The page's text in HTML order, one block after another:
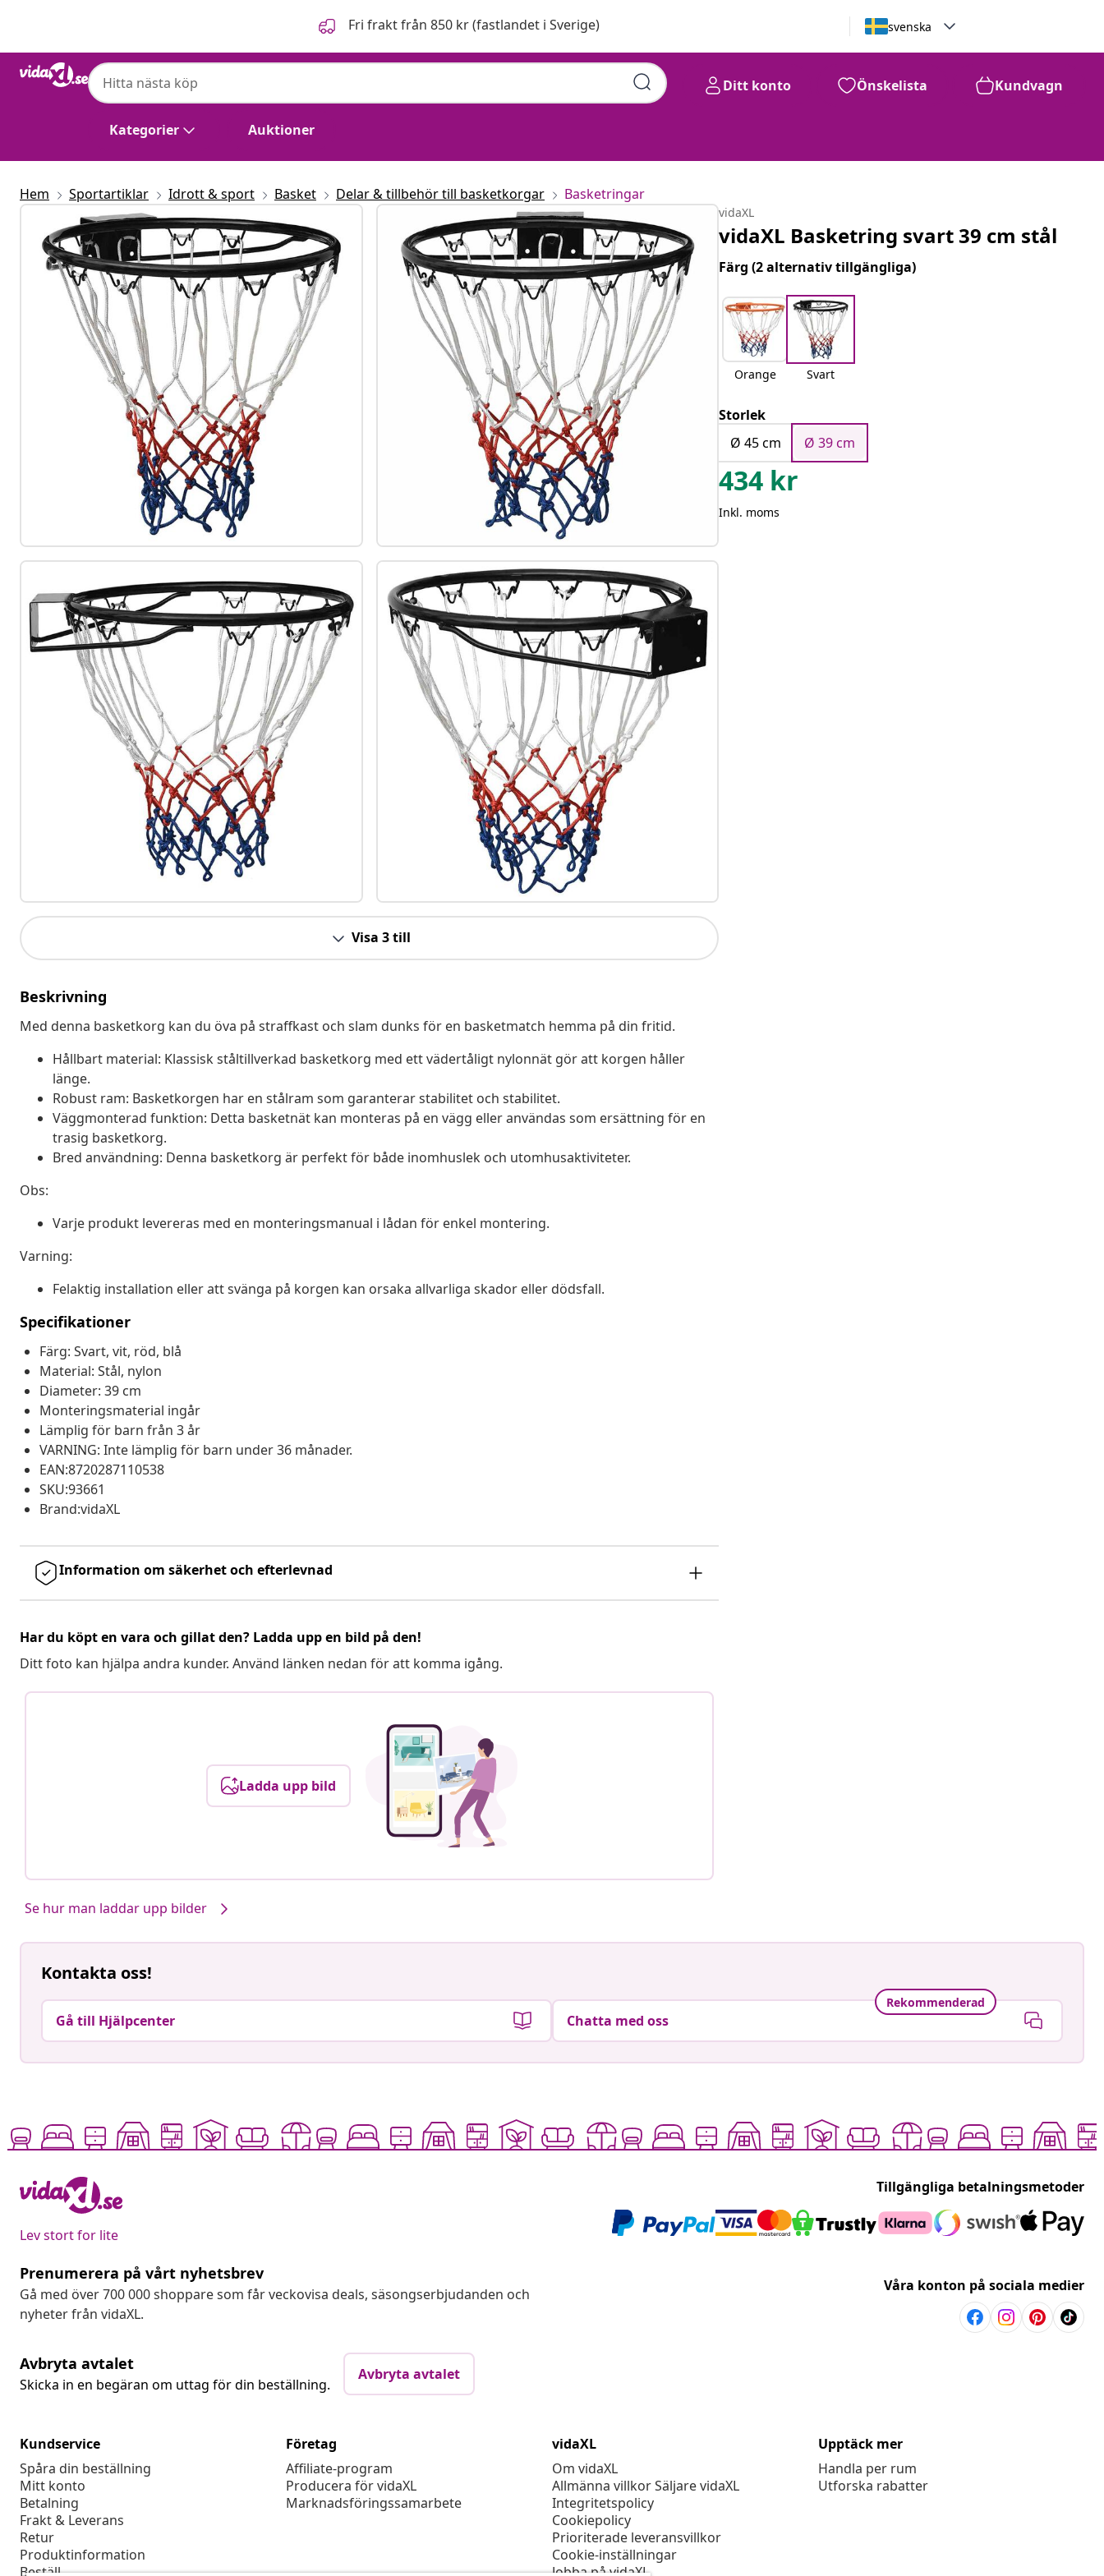
Fri frakt från 850 kr (fastlandet i Sverige) svenska
Kategorier Auktioner
Ditt konto Önskelista Kundvagn
Hem Sportartiklar Idrott & sport Basket Delar & tillbehör till basketkorgar Basketringar
Visa 3 till
Beskrivning
Med denna basketkorg kan du öva på straffkast och slam dunks för en basketmatch hemma på din fritid.
Hållbart material: Klassisk ståltillverkad basketkorg med ett vädertåligt nylonnät gör att korgen håller
länge.
Robust ram: Basketkorgen har en stålram som garanterar stabilitet och stabilitet.
Väggmonterad funktion: Detta basketnät kan monteras på en vägg eller användas som ersättning för en
trasig basketkorg.
Bred användning: Denna basketkorg är perfekt för både inomhuslek och utomhusaktiviteter.
Obs:
Varje produkt levereras med en monteringsmanual i lådan för enkel montering.
Varning:
Felaktig installation eller att svänga på korgen kan orsaka allvarliga skador eller dödsfall.
Specifikationer
Färg: Svart, vit, röd, blå
Material: Stål, nylon
Diameter: 39 cm
Monteringsmaterial ingår
Lämplig för barn från 3 år
VARNING: Inte lämplig för barn under 36 månader.
EAN:8720287110538
SKU:93661
Brand:vidaXL
Information om säkerhet och efterlevnad
Har du köpt en vara och gillat den? Ladda upp en bild på den!
Ditt foto kan hjälpa andra kunder. Använd länken nedan för att komma igång.
Ladda upp bild
Se hur man laddar upp bilder
vidaXL
vidaXL Basketring svart 39 cm stål
Färg(2 alternativ tillgängliga)
Orange Svart
Storlek
Ø 45 cm
Ø 39 cm
434 kr
Inkl. moms
Kontakta oss!
Gå till Hjälpcenter
Rekommenderad
Chatta med oss
Lev stort for lite
Tillgängliga betalningsmetoder
Prenumerera på vårt nyhetsbrev
Gå med över 700 000 shoppare som får veckovisa deals, säsongserbjudanden och
nyheter från vidaXL.
Våra konton på sociala medier
Avbryta avtalet
Skicka in en begäran om uttag för din beställning.
Avbryta avtalet
Kundservice
Spåra din beställning
Mitt konto
Betalning
Frakt & Leverans
Retur
Produktinformation
Beställ
Företag
Affiliate-program
Producera för vidaXL
Marknadsföringssamarbete
vidaXL
Om vidaXL
Allmänna villkor Säljare vidaXL
Integritetspolicy
Cookiepolicy
Prioriterade leveransvillkor
Cookie-inställningar
Jobba på vidaXL
Upptäck mer
Handla per rum
Utforska rabatter